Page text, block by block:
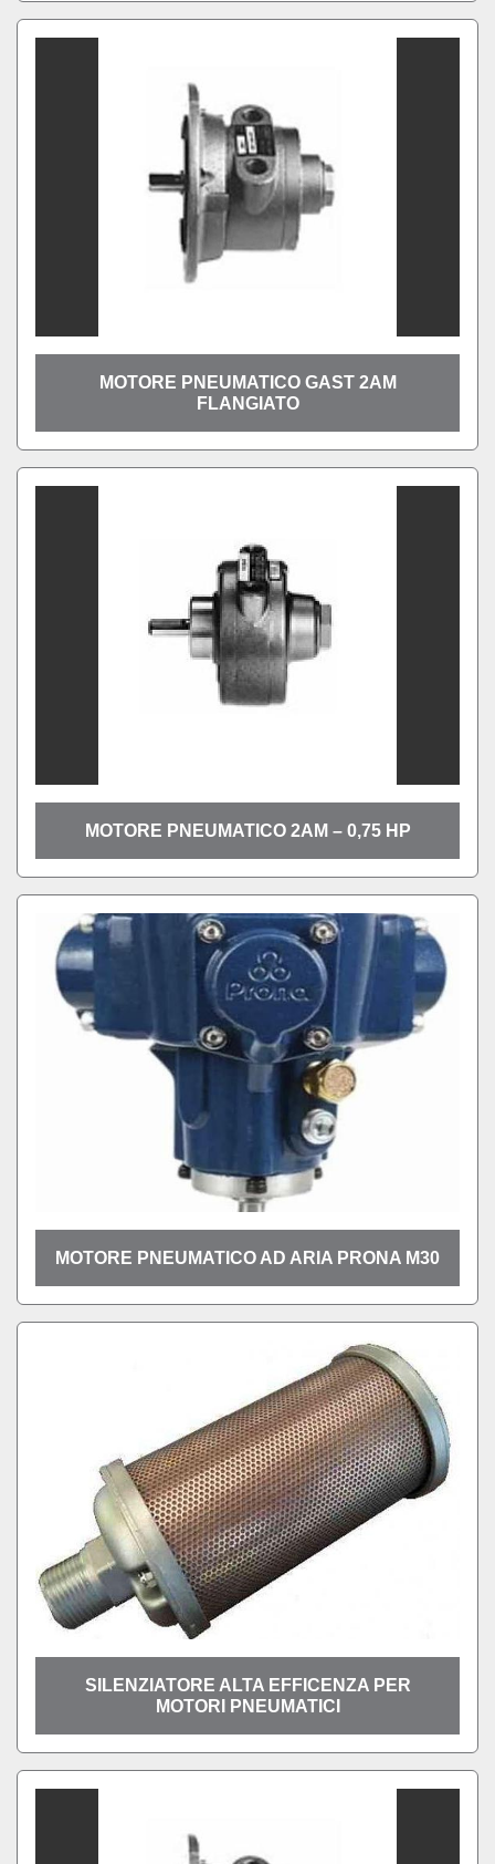
MOTORE PNEUMATICO GAST 2AM
FLANGIATO
MOTORE PNEUMATICO 2AM – 0,75 HP
MOTORE PNEUMATICO AD ARIA PRONA M30
SILENZIATORE ALTA EFFICENZA PER
MOTORI PNEUMATICI